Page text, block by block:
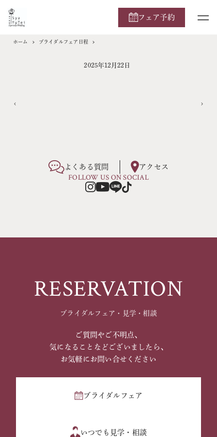
フェア予約
ホーム ブライダルフェア日程
2025年12月22日
よくある質問 アクセス
FOLLOW US ON SOCIAL
RESERVATION
ブライダルフェア・見学・相談
ご質問やご不明点、
気になることなどございましたら、
お気軽にお問い合せください
ブライダルフェア
いつでも見学・相談